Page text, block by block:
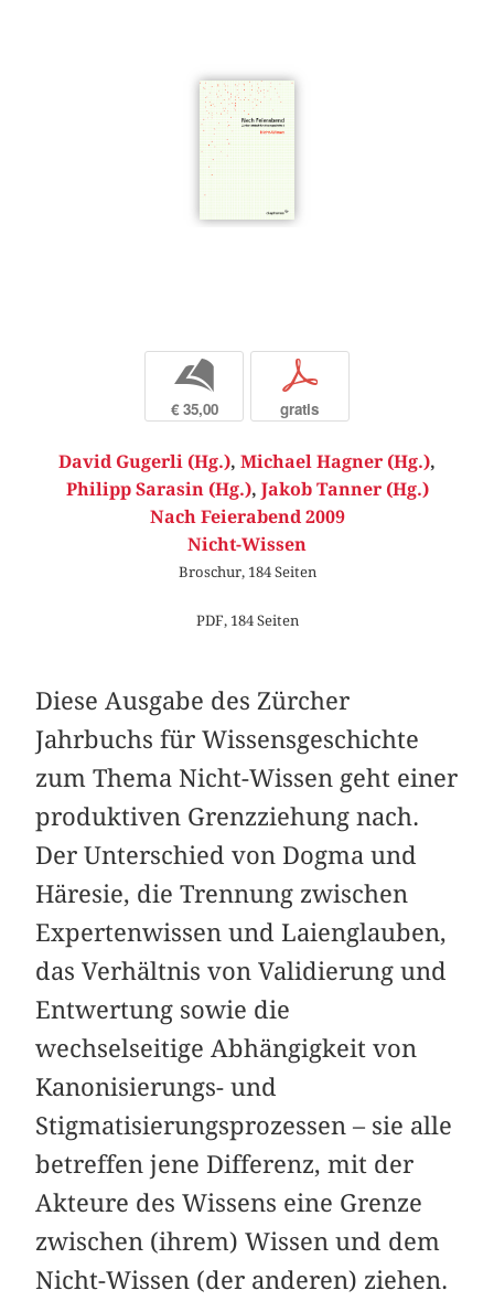
b
€ 35,00
p
gratis
David Gugerli (Hg.), Michael Hagner (Hg.),
Philipp Sarasin (Hg.), Jakob Tanner (Hg.)
Nach Feierabend 2009
Nicht-Wissen
Broschur, 184 Seiten
PDF, 184 Seiten
Diese Ausgabe des Zürcher
Jahrbuchs für Wissensgeschichte
zum Thema Nicht-Wissen geht einer
produktiven Grenzziehung nach.
Der Unterschied von Dogma und
Häresie, die Trennung zwischen
Expertenwissen und Laienglauben,
das Verhältnis von Validierung und
Entwertung sowie die
wechselseitige Abhängigkeit von
Kanonisierungs- und
Stigmatisierungsprozessen – sie alle
betreffen jene Differenz, mit der
Akteure des Wissens eine Grenze
zwischen (ihrem) Wissen und dem
Nicht-Wissen (der anderen) ziehen.